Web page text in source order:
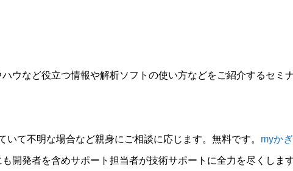
ウなど役立つ情報や解析ソフトの使い方などをご紹介するセミ
いて不明な場合など親身にご相談に応じます。無料です。 myか
開発者を含めサポート担当者が技術サポートに全力を尽くします